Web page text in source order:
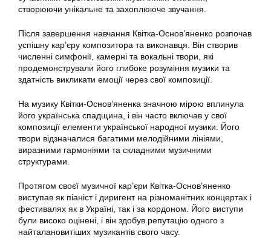
створюючи унікальне та захоплююче звучання.
Після завершення навчання Квітка-Основ’яненко розпочав
успішну кар’єру композитора та виконавця. Він створив
численні симфонії, камерні та вокальні твори, які
продемонстрували його глибоке розуміння музики та
здатність викликати емоції через свої композиції.
На музику Квітки-Основ’яненка значною мірою вплинула
його українська спадщина, і він часто включав у свої
композиції елементи української народної музики. Його
твори відзначалися багатими мелодійними лініями,
виразними гармоніями та складними музичними
структурами.
Протягом своєї музичної кар’єри Квітка-Основ’яненко
виступав як піаніст і диригент на різноманітних концертах і
фестивалях як в Україні, так і за кордоном. Його виступи
були високо оцінені, і він здобув репутацію одного з
найталановитіших музикантів свого часу.